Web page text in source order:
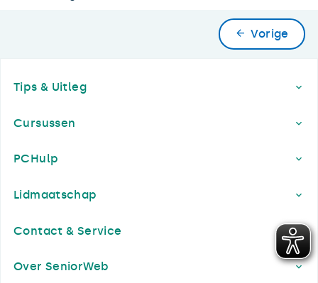
Vorige
Tips & Uitleg
Cursussen
PCHulp
Lidmaatschap
Contact & Service
Over SeniorWeb